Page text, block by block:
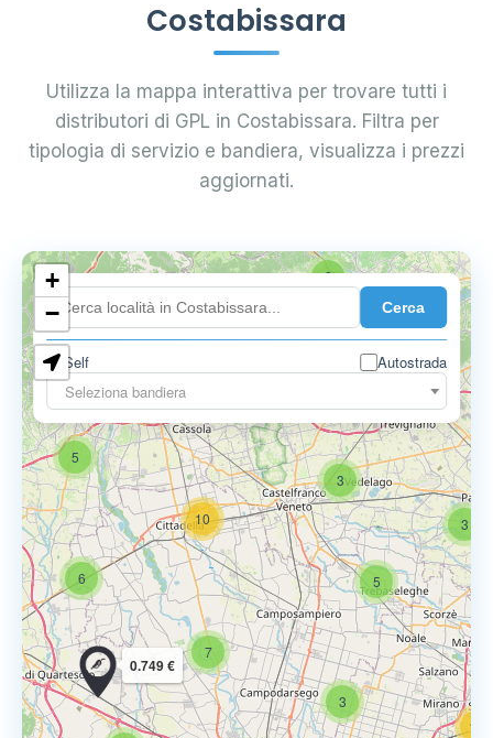
Costabissara
Utilizza la mappa interattiva per trovare tutti i
distributori di GPL in Costabissara. Filtra per
tipologia di servizio e bandiera, visualizza i prezzi
aggiornati.
Cerca
Self
Autostrada
Seleziona bandiera
3
14
3
2
5
6
5
3
6
10
7
0.749 €
+
−